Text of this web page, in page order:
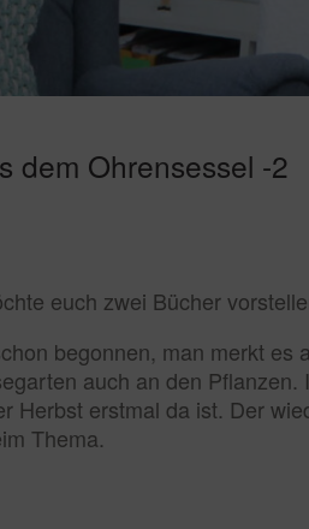
dem Ohrensessel -2
euch zwei Bücher
begonnen, man merkt es
auch an den
Herbst erstmal da ist. Der
Thema.